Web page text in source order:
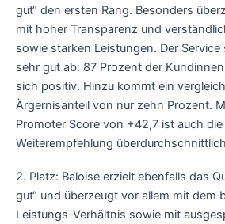
gut“ den ersten Rang. Besonders
mit hoher Transparenz und
sowie starken Leistungen. Der
sehr gut ab: 87 Prozent der
sich positiv. Hinzu kommt ein
Ärgernisanteil von nur zehn Prozent.
Promoter Score von +42,7 ist auch
Weiterempfehlung
2. Platz: Baloise erzielt ebenfalls das
gut“ und überzeugt vor allem mit dem
Leistungs-Verhältnis sowie mit